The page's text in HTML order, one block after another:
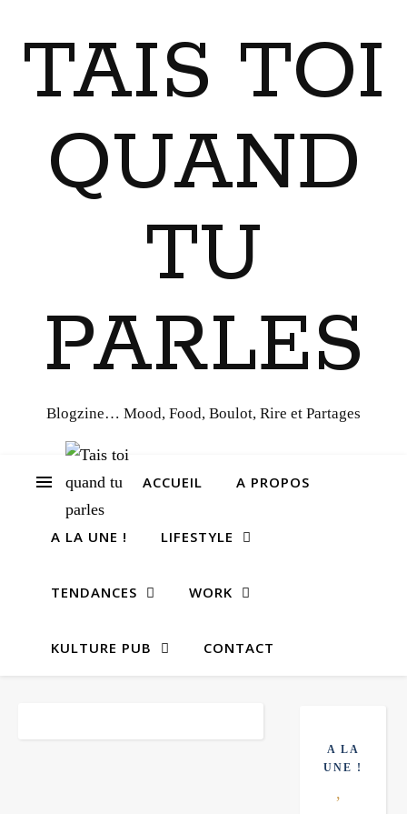
TAIS TOI
QUAND
TU
PARLES
Blogzine… Mood, Food, Boulot, Rire et Partages
ACCUEIL A PROPOS
A LA UNE ! LIFESTYLE
TENDANCES WORK
KULTURE PUB CONTACT
A LA
UNE !
,